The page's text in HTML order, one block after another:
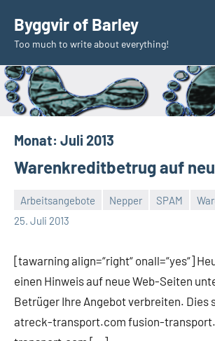
Inhalt
springen
Byggvir of Barley
Too much to write about everything!
Monat: Juli 2013
Warenkreditbetrug auf
Arbeitsangebote Nepper SPAM
25. Juli 2013
Thomas
2
[tawarning align=“right“ onall=“yes“]
einen Hinweis auf neue Web-Seiten
Betrüger Ihre Angebot verbreiten. Dies
atreck-transport.com fusion-